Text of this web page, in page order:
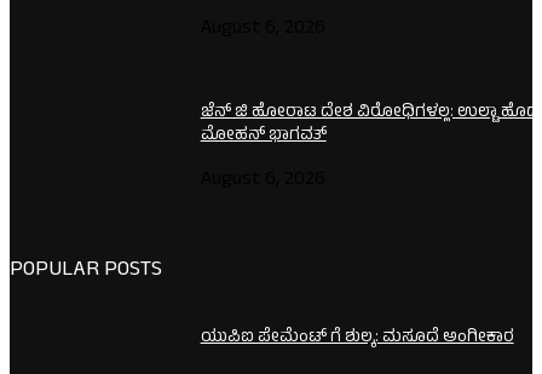
ಜೆನ್ ಜಿ ಹೋರಾಟ ದೇಶ ವಿರೋಧಿಗಳಲ್ಲ: ಉಲ್ಟಾ
ಮೋಹನ್ ಭಾಗವತ್
POPULAR POSTS
ಯುಪಿಐ ಪೇಮೆಂಟ್ ಗೆ ಶುಲ್ಕ: ಮಸೂದೆ ಅಂಗೀಕಾರ